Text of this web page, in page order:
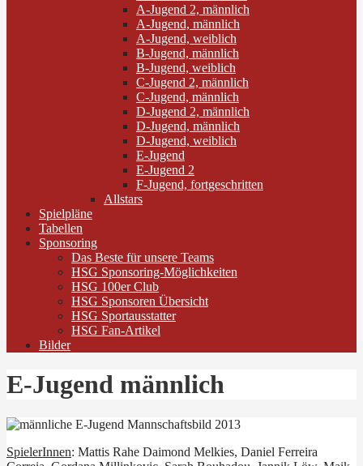
A-Jugend 2, männlich
A-Jugend, männlich
A-Jugend, weiblich
B-Jugend, männlich
B-Jugend, weiblich
C-Jugend 2, männlich
C-Jugend, männlich
D-Jugend 2, männlich
D-Jugend, männlich
D-Jugend, weiblich
E-Jugend
E-Jugend 2
F-Jugend, fortgeschritten
Allstars
Spielpläne
Tabellen
Sponsoring
Das Beste für unsere Teams
HSG Sponsoring-Möglichkeiten
HSG 100er Club
HSG Sponsoren Übersicht
HSG Sportausstatter
HSG Fan-Artikel
Bilder
E-Jugend männlich
SpielerInnen: Mattis Rahe Daimond Melkies, Daniel Ferreira